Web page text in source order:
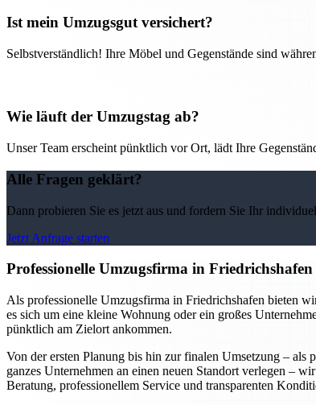
Ist mein Umzugsgut versichert?
Selbstverständlich! Ihre Möbel und Gegenstände sind
Wie läuft der Umzugstag ab?
Unser Team erscheint pünktlich vor Ort, lädt Ihre
Alle Fragen geklärt?
Dann probieren Sie es jetzt aus und fordern Sie Ihr
Jetzt Anfrage starten
Professionelle Umzugsfirma in
Als professionelle Umzugsfirma in Friedrichshafen bieten
es sich um eine kleine Wohnung oder ein großes
pünktlich am Zielort ankommen.
Von der ersten Planung bis hin zur finalen Umsetzung –
ganzes Unternehmen an einen neuen Standort verlegen –
Beratung, professionellem Service und transparenten